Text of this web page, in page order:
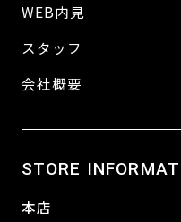
WEB内見
スタッフ
会社概要
STORE
本店